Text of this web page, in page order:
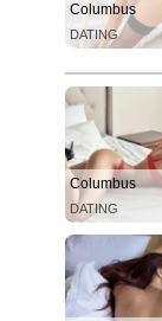
Columbus
DATING
Columbus
DATING